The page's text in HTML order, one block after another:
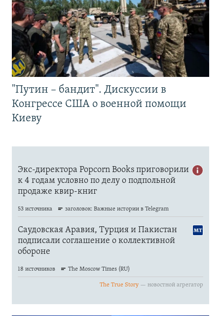
"Путин – бандит". Дискуссии в
Конгрессе США о военной помощи
Киеву